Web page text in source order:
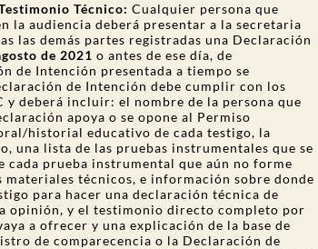
Técnico: Cualquier persona que
la audiencia deberá presentar a la secretaria
las demás partes registradas una Declaración
de 2021 o antes de ese día, de
de Intención presentada a tiempo se
de Intención debe cumplir con los
y deberá incluir: el nombre de la persona que
apoya o se opone al Permiso
historial educativo de cada testigo, la
una lista de las pruebas instrumentales que se
cada prueba instrumental que aún no forme
técnicos, e información sobre donde
para hacer una declaración técnica de
opinión, y el testimonio directo completo por
a ofrecer y una explicación de la base de
de comparecencia o la Declaración de